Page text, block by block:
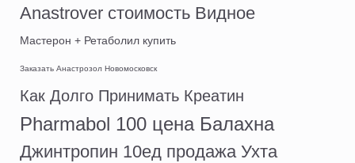
Anastrover стоимость Видное
Мастерон + Ретаболил купить
Заказать Анастрозол Новомосковск
Как Долго Принимать Креатин
Pharmabol 100 цена Балахна
Джинтропин 10ед продажа Ухта